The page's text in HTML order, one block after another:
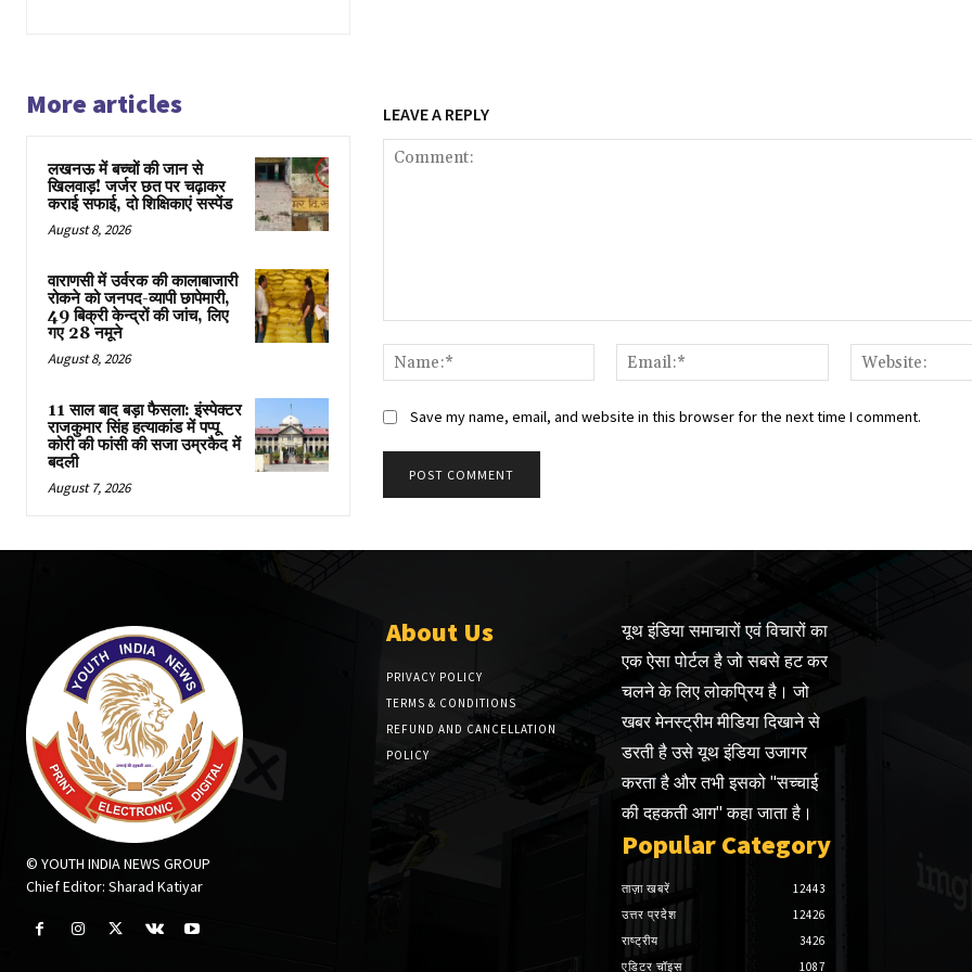
More articles
लखनऊ में बच्चों की जान से
खिलवाड़! जर्जर छत पर चढ़ाकर
कराई सफाई, दो शिक्षिकाएं सस्पेंड
August 8, 2026
वाराणसी में उर्वरक की कालाबाजारी
रोकने को जनपद-व्यापी छापेमारी,
49 बिक्री केन्द्रों की जांच, लिए
गए 28 नमूने
August 8, 2026
11 साल बाद बड़ा फैसला: इंस्पेक्टर
राजकुमार सिंह हत्याकांड में पप्पू
कोरी की फांसी की सजा उम्रकैद में
बदली
August 7, 2026
LEAVE A REPLY
Name:*
Email:*
Save my name, email, and website in this browser for the next time I comment.
© YOUTH INDIA NEWS GROUP
Chief Editor: Sharad Katiyar
About Us
PRIVACY POLICY
TERMS & CONDITIONS
REFUND AND CANCELLATION
POLICY
यूथ इंडिया समाचारों एवं विचारों का
एक ऐसा पोर्टल है जो सबसे हट कर
चलने के लिए लोकप्रिय है। जो
खबर मेनस्ट्रीम मीडिया दिखाने से
डरती है उसे यूथ इंडिया उजागर
करता है और तभी इसको "सच्चाई
की दहकती आग" कहा जाता है।
Popular Category
ताज़ा खबरें
12443
उत्तर प्रदेश
12426
राष्ट्रीय
3426
एडिटर चॉइस
1087